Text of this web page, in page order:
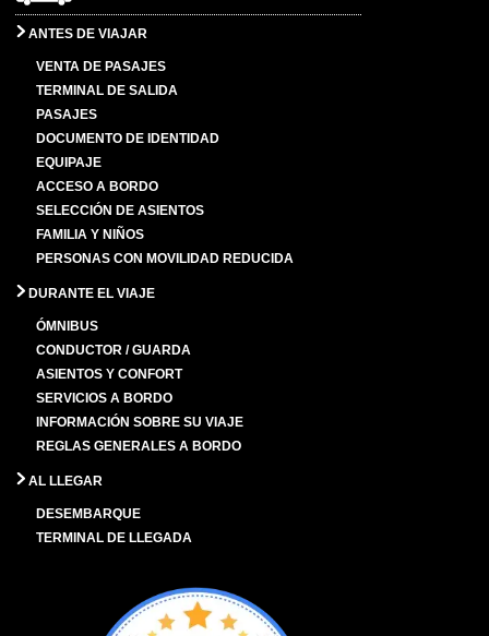
ANTES DE VIAJAR
VENTA DE PASAJES
TERMINAL DE SALIDA
PASAJES
DOCUMENTO DE IDENTIDAD
EQUIPAJE
ACCESO A BORDO
SELECCIÓN DE ASIENTOS
FAMILIA Y NIÑOS
PERSONAS CON MOVILIDAD REDUCIDA
DURANTE EL VIAJE
ÓMNIBUS
CONDUCTOR / GUARDA
ASIENTOS Y CONFORT
SERVICIOS A BORDO
INFORMACIÓN SOBRE SU VIAJE
REGLAS GENERALES A BORDO
AL LLEGAR
DESEMBARQUE
TERMINAL DE LLEGADA